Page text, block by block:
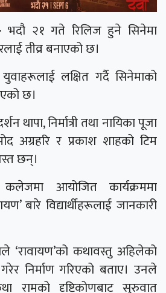
भदौ २१ गते रिलिज हुने सिनेमा
तीव्र बनाएको छ।
लक्षित गर्दै सिनेमाको
छ।
थापा, निर्मात्री तथा नायिका पूजा
अग्रहरि र प्रकाश शाहको टिम
छन्।
आयोजित कार्यक्रममा
बारे विद्यार्थीहरूलाई जानकारी
‘रावायण’को कथावस्तु अहिलेको
निर्माण गरिएको बताए। उनले
रामको दृष्टिकोणबाट सुरुवात